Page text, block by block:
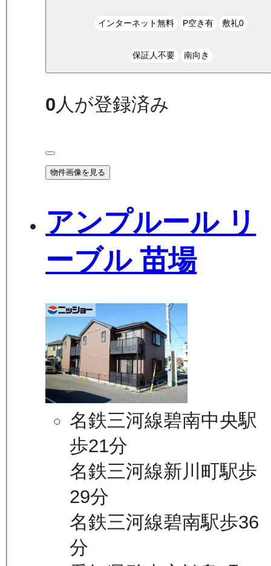
インターネット無料 P空き有 敷礼0
保証人不要 南向き
0人が登録済み
物件画像を見る
アンプルール リ
ーブル 苗場
名鉄三河線碧南中央駅
歩21分
名鉄三河線新川町駅歩
29分
名鉄三河線碧南駅歩36
分